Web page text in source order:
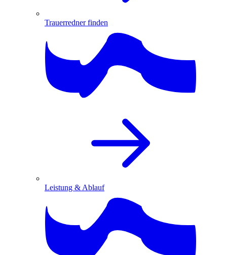
Trauerredner finden
Leistung & Ablauf